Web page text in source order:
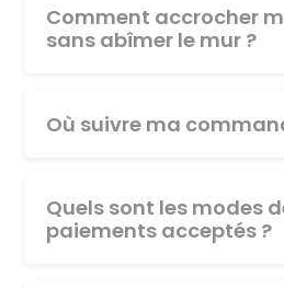
Comment accrocher
sans abîmer le mur ?
Où suivre ma
Quels sont les modes
paiements acceptés ?